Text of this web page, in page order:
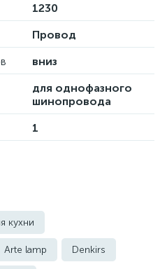
1230
Провод
вниз
для однофазного
шинопровода
1
кухни
Arte lamp Denkirs